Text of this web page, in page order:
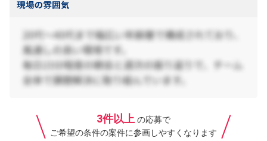
3件以上 の応募で
ご希望の条件の案件に参画しやすくなります